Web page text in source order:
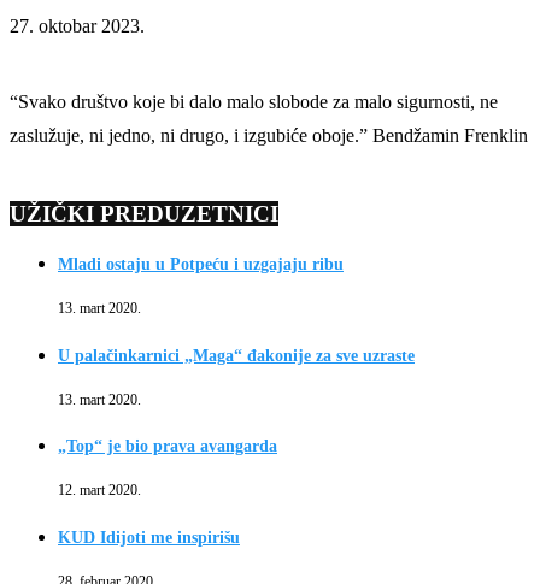
27. oktobar 2023.
“Svako društvo koje bi dalo malo slobode za malo sigurnosti, ne
zaslužuje, ni jedno, ni drugo, i izgubiće oboje.” Bendžamin Frenklin
UŽIČKI PREDUZETNICI
Mladi ostaju u Potpeću i uzgajaju ribu
13. mart 2020.
U palačinkarnici „Maga“ đakonije za sve uzraste
13. mart 2020.
„Top“ je bio prava avangarda
12. mart 2020.
KUD Idijoti me inspirišu